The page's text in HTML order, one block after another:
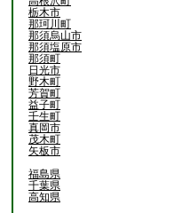
栃木市
那珂川町
那須烏山市
那須塩原市
那須町
日光市
野木町
芳賀町
益子町
壬生町
真岡市
茂木町
矢板市
福島県
千葉県
高知県